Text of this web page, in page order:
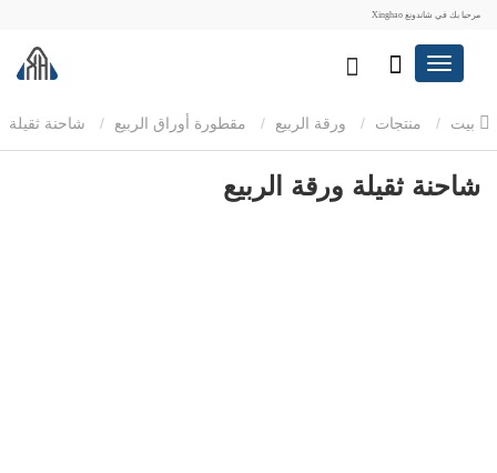
مرحبا بك في شاندونغ Xinghao
منتجات ورقة الربيع مقطورة أوراق الربيع شاحنة ثقيلة
ورقة الربيع
شاحنة ثقيلة ورقة الربيع